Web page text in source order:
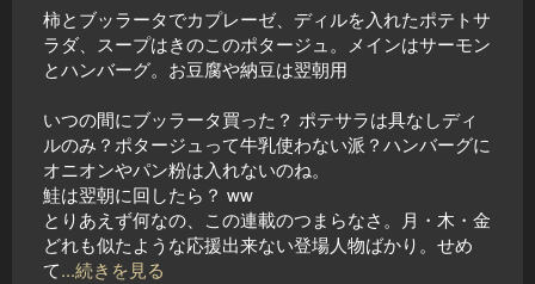
柿とブッラータでカプレーゼ、ディルを入れたポテトサ
ラダ、スープはきのこのポタージュ。メインはサーモン
とハンバーグ。お豆腐や納豆は翌朝用
いつの間にブッラータ買った？ ポテサラは具なしディ
ルのみ？ポタージュって牛乳使わない派？ハンバーグに
オニオンやパン粉は入れないのね。
鮭は翌朝に回したら？ ww
とりあえず何なの、この連載のつまらなさ。月・木・金
どれも似たような応援出来ない登場人物ばかり。せめ
て...続きを見る